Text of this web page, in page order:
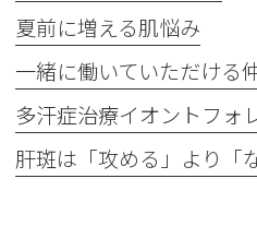
夏前に増える肌悩み
一緒に働いていただける
肝斑は「攻める」より「